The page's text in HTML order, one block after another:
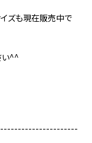
イズも現在販売中で
い^^